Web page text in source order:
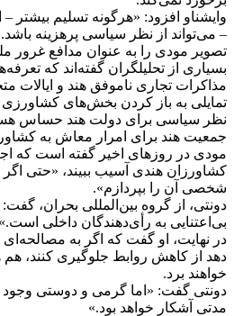
وایشناو افزود: «هرگونه تسلیم بیشتر –
– می‌تواند از نظر سیاسی پرهزینه
تصویر مودی را به عنوان مدافع غرور
بسیاری از تحلیلگران گفته‌اند که
مذاکرات تجاری ناموفق هند و ایالات
تمایلی به باز کردن بخش‌های کشاورزی
نظر سیاسی برای دولت هند حساس
جمعیت هند برای امرار معاش به
مودی در روزهای اخیر گفته است که
کشاورزان هندی آسیب ببیند، «حتی اگر
شخصی آن را بپردازم».
دونتی، از گروه بین‌المللی بحران،
بی‌اعتنایی به رأی‌دهندگان داخلی است.»
در نهایت، او گفت که اگر به مصالحه‌ای
دهد از کاهش روابط جلوگیری کنند، هم
خواهند برد.
دونتی گفت: «اما گرمی و دوستی وجود
مدتی آشکار خواهد بود.»